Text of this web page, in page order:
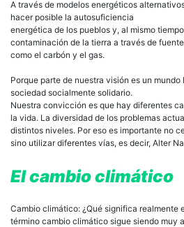
A través de modelos energéticos
hacer posible la autosuficiencia
energética de los pueblos y, al mismo
contaminación de la tierra a través de
como el carbón y el gas.
Porque parte de nuestra visión es un
sociedad socialmente solidario.
Nuestra convicción es que hay diferentes
la vida. La diversidad de los problemas
distintos niveles. Por eso es importante no
sino utilizar diferentes vías, es decir, Alter
El cambio climático
Cambio climático: ¿Qué significa realmente
término cambio climático sigue siendo muy